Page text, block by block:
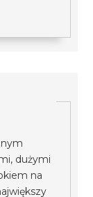
dużymi
na